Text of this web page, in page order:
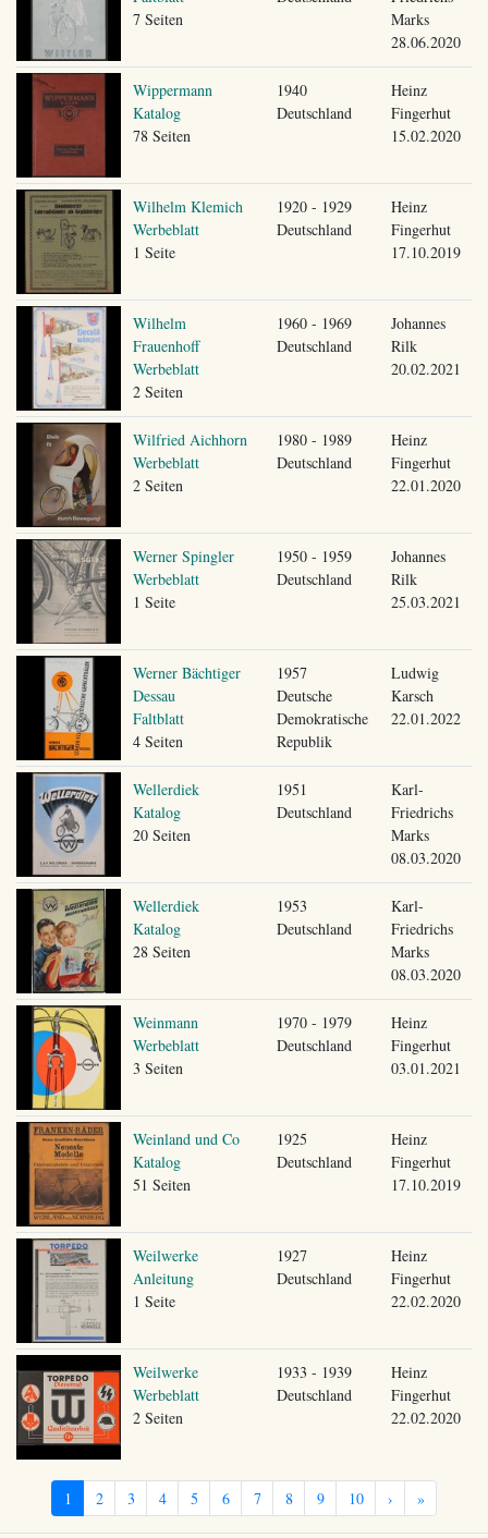
7 Seiten
Marks
28.06.2020
Wippermann
Katalog
78 Seiten
1940
Deutschland
Heinz
Fingerhut
15.02.2020
Wilhelm Klemich
Werbeblatt
1 Seite
1920 - 1929
Deutschland
Heinz
Fingerhut
17.10.2019
Wilhelm
Frauenhoff
Werbeblatt
2 Seiten
1960 - 1969
Deutschland
Johannes
Rilk
20.02.2021
Wilfried Aichhorn
Werbeblatt
2 Seiten
1980 - 1989
Deutschland
Heinz
Fingerhut
22.01.2020
Werner Spingler
Werbeblatt
1 Seite
1950 - 1959
Deutschland
Johannes
Rilk
25.03.2021
Werner Bächtiger
Dessau
Faltblatt
4 Seiten
1957
Deutsche
Demokratische
Republik
Ludwig
Karsch
22.01.2022
Wellerdiek
Katalog
20 Seiten
1951
Deutschland
Karl-
Friedrichs
Marks
08.03.2020
Wellerdiek
Katalog
28 Seiten
1953
Deutschland
Karl-
Friedrichs
Marks
08.03.2020
Weinmann
Werbeblatt
3 Seiten
1970 - 1979
Deutschland
Heinz
Fingerhut
03.01.2021
Weinland und Co
Katalog
51 Seiten
1925
Deutschland
Heinz
Fingerhut
17.10.2019
Weilwerke
Anleitung
1 Seite
1927
Deutschland
Heinz
Fingerhut
22.02.2020
Weilwerke
Werbeblatt
2 Seiten
1933 - 1939
Deutschland
Heinz
Fingerhut
22.02.2020
1 2 3 4 5 6 7 8 9 10 › »